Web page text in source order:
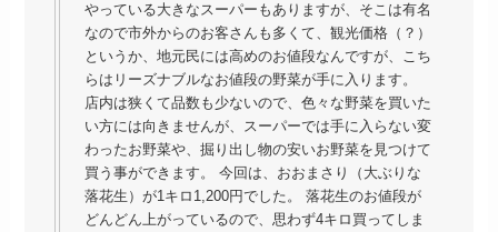
やっている大きなスーパーもありますが、そこは有名
なので市外からのお客さんも多くて、観光価格（？）
というか、地元民には高めのお値段なんですが、こち
らはリーズナブルなお値段の野菜が手に入ります。
店内は狭くて品数も少ないので、色々な野菜を買いた
い方には向きませんが、スーパーでは手に入らない変
わったお野菜や、掘り出し物の安いお野菜を見つけて
買う事ができます。 今回は、おおまさり（大ぶりな
落花生）が1キロ1,200円でした。 落花生のお値段が
どんどん上がっているので、思わず4キロ買ってしま